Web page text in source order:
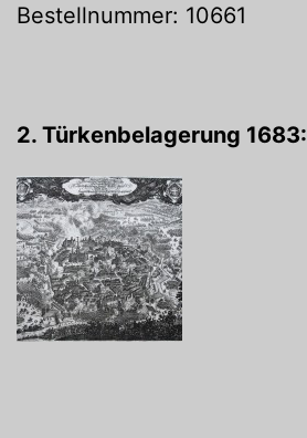
Bestellnummer: 10661
2. Türkenbelagerung 1683: